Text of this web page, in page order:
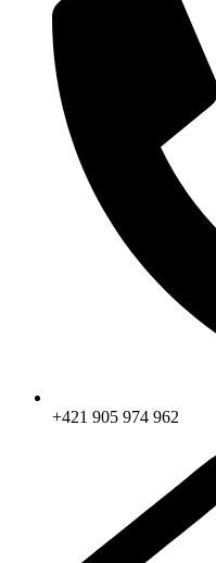
+421 905 974 962